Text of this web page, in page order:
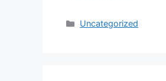
Categories
Uncategorized